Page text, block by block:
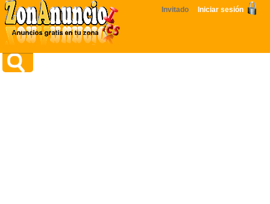
Invitado Iniciar sesión